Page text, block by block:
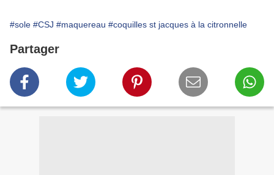
#sole #CSJ #maquereau #coquilles st jacques à la citronnelle
Partager